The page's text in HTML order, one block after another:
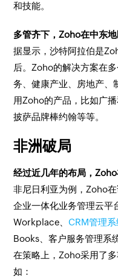
和技能。
多管齐下，Zoho在中东
据显示，沙特阿拉伯是
后。Zoho的解决方案在
务、健康产业、房地产、
用Zoho的产品，比如广
披萨品牌棒约翰等等。
非洲破局
经过近几年的布局，
非尼日利亚为例，Zoho
企业一体化业务管理云
Workplace、CRM管理系
Books、客户服务管理系
在策略上，Zoho采用了
如：